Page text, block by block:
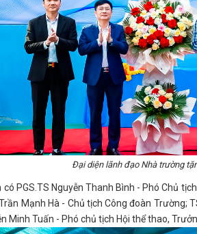
Đại diện lãnh đạo Nhà trường
PGS.TS Nguyễn Thanh Bình - Phó Chủ
Mạnh Hà - Chủ tịch Công đoàn Trường;
Minh Tuấn - Phó chủ tịch Hội thể thao,